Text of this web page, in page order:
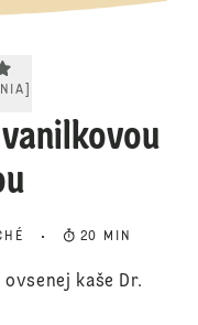
rating 5.0. Click to rate.
vanilkovou
20 MIN
kaše Dr.